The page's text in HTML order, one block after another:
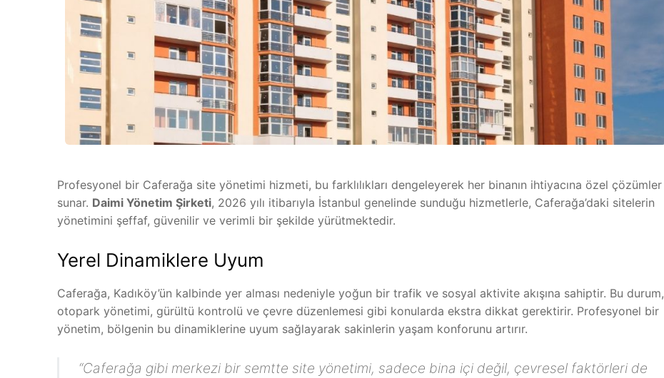
Profesyonel bir Caferağa site yönetimi hizmeti, bu farklılıkları dengeleyerek her binanın ihtiyacına özel çözümler
sunar. Daimi Yönetim Şirketi, 2026 yılı itibarıyla İstanbul genelinde sunduğu hizmetlerle, Caferağa’daki sitelerin
yönetimini şeffaf, güvenilir ve verimli bir şekilde yürütmektedir.
Yerel Dinamiklere Uyum
Caferağa, Kadıköy’ün kalbinde yer alması nedeniyle yoğun bir trafik ve sosyal aktivite akışına sahiptir. Bu durum,
otopark yönetimi, gürültü kontrolü ve çevre düzenlemesi gibi konularda ekstra dikkat gerektirir. Profesyonel bir
yönetim, bölgenin bu dinamiklerine uyum sağlayarak sakinlerin yaşam konforunu artırır.
“Caferağa gibi merkezi bir semtte site yönetimi, sadece bina içi değil, çevresel faktörleri de